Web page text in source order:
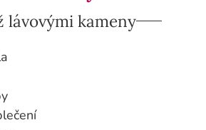
lávovými kameny